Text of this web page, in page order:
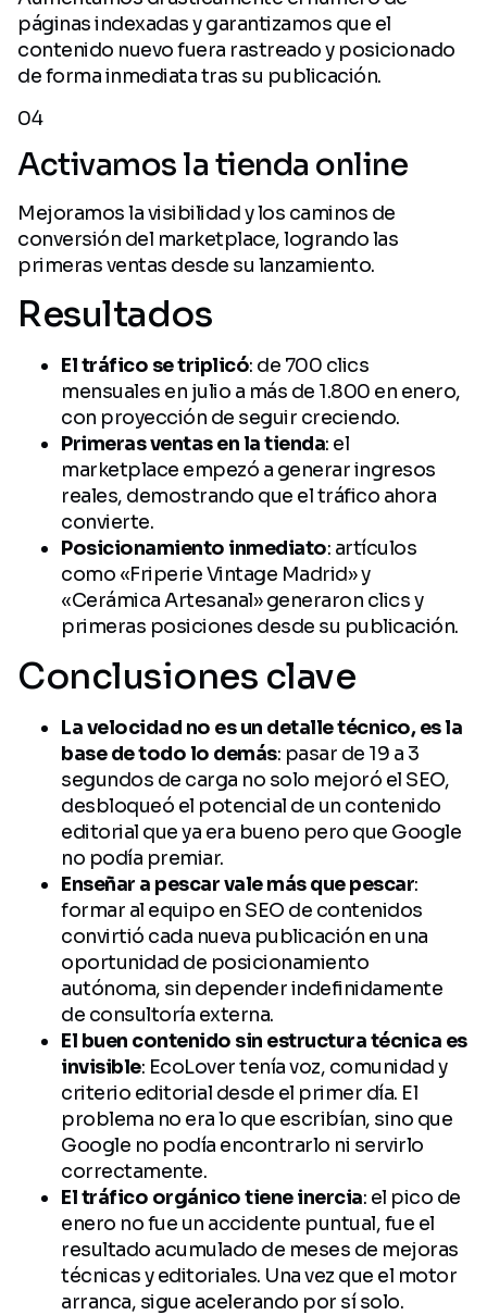
páginas indexadas y garantizamos que el
contenido nuevo fuera rastreado y posicionado
de forma inmediata tras su publicación.
04
Activamos la tienda online
Mejoramos la visibilidad y los caminos de
conversión del marketplace, logrando las
primeras ventas desde su lanzamiento.
Resultados
El tráfico se triplicó: de 700 clics
mensuales en julio a más de 1.800 en enero,
con proyección de seguir creciendo.
Primeras ventas en la tienda: el
marketplace empezó a generar ingresos
reales, demostrando que el tráfico ahora
convierte.
Posicionamiento inmediato: artículos
como «Friperie Vintage Madrid» y
«Cerámica Artesanal» generaron clics y
primeras posiciones desde su publicación.
Conclusiones clave
La velocidad no es un detalle técnico, es la
base de todo lo demás: pasar de 19 a 3
segundos de carga no solo mejoró el SEO,
desbloqueó el potencial de un contenido
editorial que ya era bueno pero que Google
no podía premiar.
Enseñar a pescar vale más que pescar:
formar al equipo en SEO de contenidos
convirtió cada nueva publicación en una
oportunidad de posicionamiento
autónoma, sin depender indefinidamente
de consultoría externa.
El buen contenido sin estructura técnica es
invisible: EcoLover tenía voz, comunidad y
criterio editorial desde el primer día. El
problema no era lo que escribían, sino que
Google no podía encontrarlo ni servirlo
correctamente.
El tráfico orgánico tiene inercia: el pico de
enero no fue un accidente puntual, fue el
resultado acumulado de meses de mejoras
técnicas y editoriales. Una vez que el motor
arranca, sigue acelerando por sí solo.